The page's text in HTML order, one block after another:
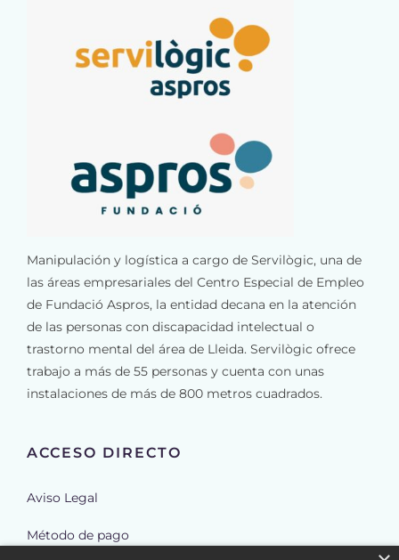
Manipulación y logística a cargo de Servilògic, una de
las áreas empresariales del Centro Especial de Empleo
de Fundació Aspros, la entidad decana en la atención
de las personas con discapacidad intelectual o
trastorno mental del área de Lleida. Servilògic ofrece
trabajo a más de 55 personas y cuenta con unas
instalaciones de más de 800 metros cuadrados.
ACCESO DIRECTO
Aviso Legal
Método de pago